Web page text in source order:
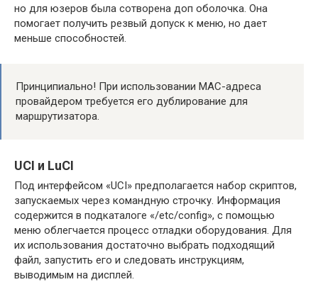
но для юзеров была сотворена доп оболочка. Она
помогает получить резвый допуск к меню, но дает
меньше способностей.
Принципиально! При использовании MAC-адреса
провайдером требуется его дублирование для
маршрутизатора.
UCI и LuCI
Под интерфейсом «UCI» предполагается набор скриптов,
запускаемых через командную строчку. Информация
содержится в подкаталоге «/etc/config», с помощью
меню облегчается процесс отладки оборудования. Для
их использования достаточно выбрать подходящий
файл, запустить его и следовать инструкциям,
выводимым на дисплей.